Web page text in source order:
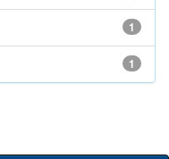
1
1